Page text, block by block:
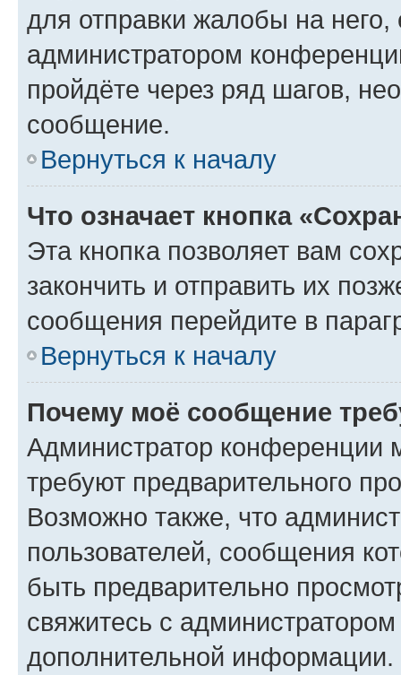
для отправки жалобы на
администратором
пройдёте через ряд шагов,
сообщение.
Вернуться к началу
Что означает кнопка
Эта кнопка позволяет вам
закончить и отправить их
сообщения перейдите в
Вернуться к началу
Почему моё сообщение
Администратор конференции
требуют предварительного
Возможно также, что
пользователей, сообщения
быть предварительно
свяжитесь с
дополнительной информации.